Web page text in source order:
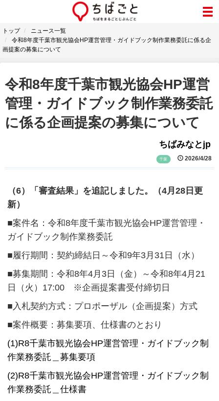
トップ
ニュース一覧
令和8年度千葉市観光協会HP運営管理・ガイドブック制作業務委託に係る企
画提案の募集について
令和8年度千葉市観光協会HP運営
管理・ガイドブック制作業務委託
に係る企画提案の募集について
ちばみなとjp
千葉 2026/4/28
（6）「審査結果」を追記しました。（4月28日更
新）
■案件名：令和8年度千葉市観光協会HP運営管理・
ガイドブック制作業務委託
■履行期間：契約締結日～令和9年3月31日（水）
■募集期間：令和8年4月3日（金）～令和8年4月21
日（火）17:00 ※企画提案書受付締切日
■入札契約方式：プロポーザル（企画提案）方式
■案件概要：募集要項、仕様書のとおり
(1)R8千葉市観光協会HP運営管理・ガイドブック制
作業務委託＿募集要項
(2)R8千葉市観光協会HP運営管理・ガイドブック制
作業務委託＿仕様書